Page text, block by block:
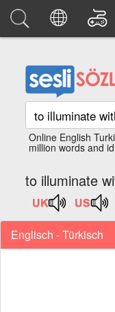
Online English
million words and
to illuminate
Englisch - Türkisch